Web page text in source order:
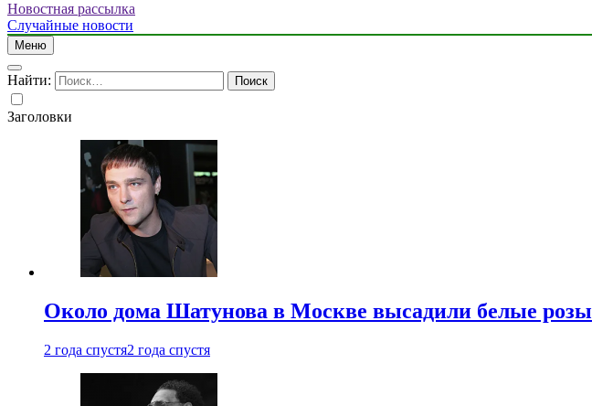
Новостная рассылка
Случайные новости
Меню
Найти:
Заголовки
Около дома Шатунова в Москве высадили белые розы
2 года спустя2 года спустя